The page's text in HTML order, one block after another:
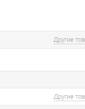
Другие
Другие